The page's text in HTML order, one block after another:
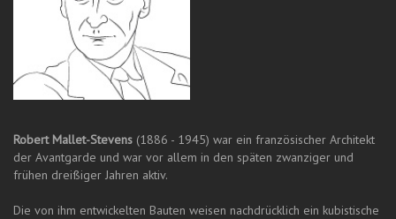
Robert Mallet-Stevens (1886 - 1945) war ein französischer Architekt
der Avantgarde und war vor allem in den späten zwanziger und
frühen dreißiger Jahren aktiv.
Die von ihm entwickelten Bauten weisen nachdrücklich ein kubistische